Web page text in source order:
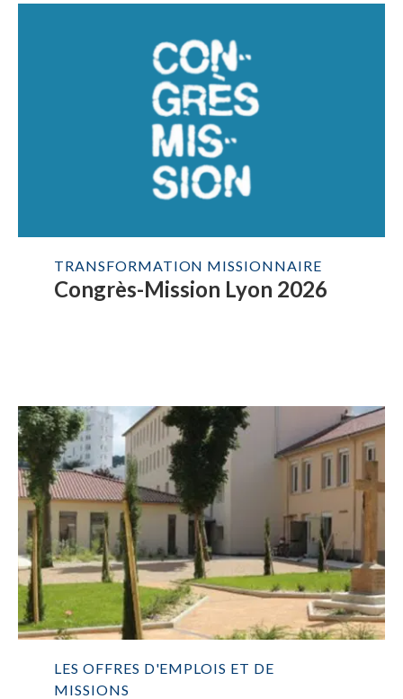
TRANSFORMATION MISSIONNAIRE
Congrès-Mission Lyon 2026
LES OFFRES D'EMPLOIS ET DE
MISSIONS